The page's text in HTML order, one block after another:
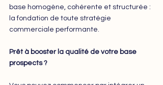
base homogène, cohérente et structurée :
la fondation de toute stratégie
commerciale performante.
Prêt à booster la qualité de votre base
prospects ?